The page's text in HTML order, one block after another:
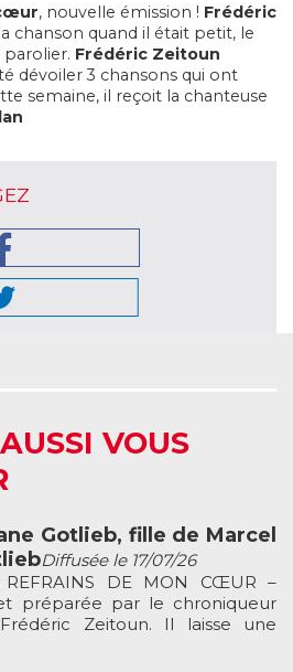
, nouvelle émission ! Frédéric
chanson quand il était petit, le
Frédéric Zeitoun
dévoiler 3 chansons qui ont
semaine, il reçoit la chanteuse
VOUS
Gotlieb, fille de Marcel
Diffusée le 17/07/26
REFRAINS DE MON CŒUR –
préparée par le chroniqueur
Zeitoun. Il laisse une